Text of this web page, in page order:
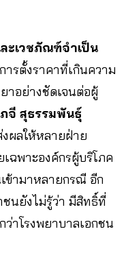
ะเวชภัณฑ์จำเป็น
ารตั้งราคาที่เกินความ
าอย่างชัดเจนต่อผู้
จี สุธรรมพันธุ์
ผลให้หลายฝ่าย
ฉพาะองค์กรผู้บริโภค
ข้ามาหลายกรณี อีก
นยังไม่รู้ว่า มีสิทธิ์ที่
าโรงพยาบาลเอกชน